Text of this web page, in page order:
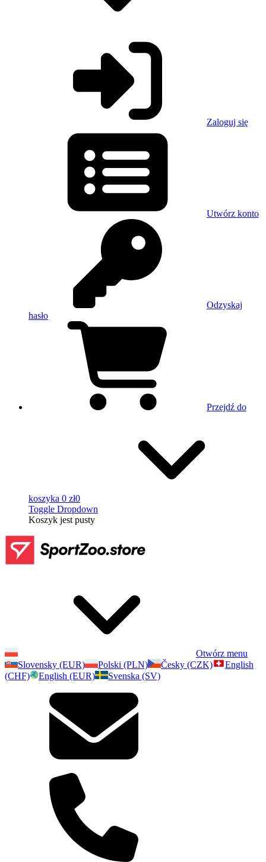
Zaloguj się
Utwórz konto
Odzyskaj
hasło
Przejdź do
koszyka 0 zł0
Toggle Dropdown
Koszyk jest pusty
Otwórz menu
Slovensky (EUR)
Polski (PLN) Česky (CZK)
English
(CHF)
English (EUR) Svenska (SV)